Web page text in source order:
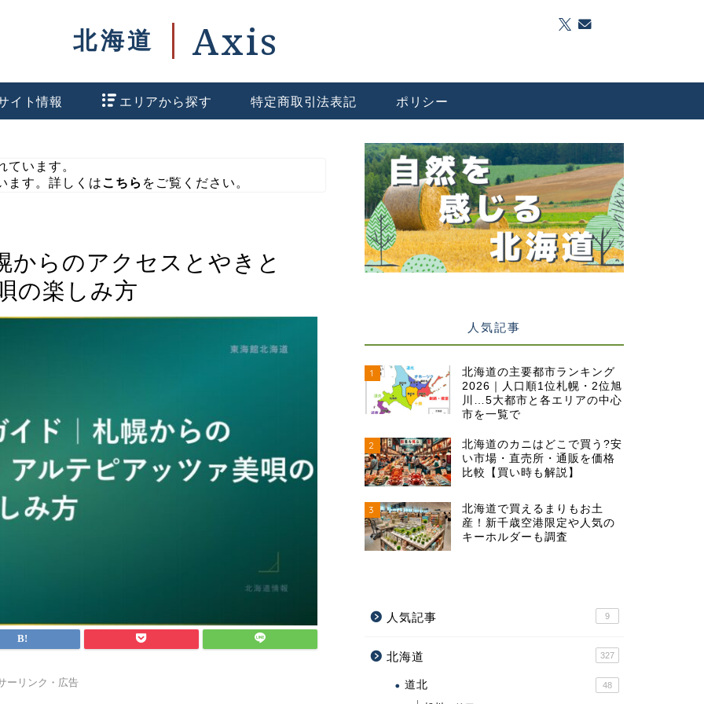
イト情報 エリアから探す 特定商取引法表記 ポリシー
います。
ます。詳しくはこちら をご覧ください。
からのアクセスとやきと
の楽しみ方
ーリンク・広告
人気記事
1
北海道の主要都市ランキング
2026｜人口順1位札幌・2位旭
川…5大都市と各エリアの中心
市を一覧で
2
北海道のカニはどこで買う?安
い市場・直売所・通販を価格
比較【買い時も解説】
3
北海道で買えるまりもお土
産！新千歳空港限定や人気の
キーホルダーも調査
人気記事 9
北海道 327
道北 48